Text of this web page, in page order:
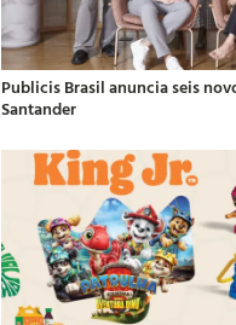
Publicis Brasil anuncia seis
Santander